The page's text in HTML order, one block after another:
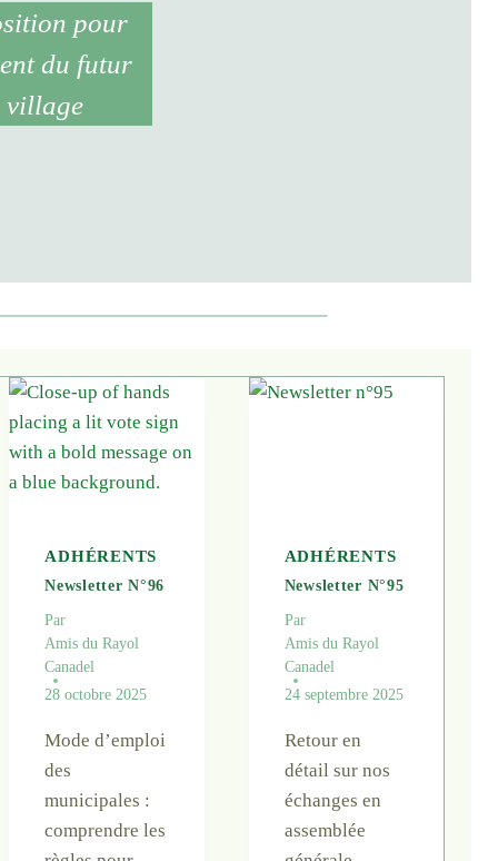
pour
du futur
village
ADHÉRENTS
Newsletter N°96
Par
Amis du Rayol
Canadel
28 octobre 2025
Mode d’emploi
des
municipales :
comprendre les
ADHÉRENTS
Newsletter N°95
Par
Amis du Rayol
Canadel
24 septembre 2025
Retour en
détail sur nos
échanges en
assemblée